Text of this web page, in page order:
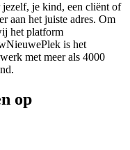
jezelf, je kind, een cliënt of
aan het juiste adres. Om
het platform
is het
met meer als 4000
op